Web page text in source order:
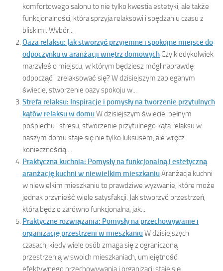
komfortowego salonu to nie tylko kwestia estetyki, ale także
funkcjonalności, która sprzyja relaksowi i spędzaniu czasu z
bliskimi. Wybór...
Oaza relaksu: Jak stworzyć przyjemne i spokojne miejsce do
odpoczynku w aranżacji wnętrz domowych Czy kiedykolwiek
marzyłeś o miejscu, w którym będziesz mógł naprawdę
odpocząć i zrelaksować się? W dzisiejszym zabieganym
świecie, stworzenie oazy spokoju w...
Strefa relaksu: Inspiracje i pomysły na tworzenie przytulnych
kątów relaksu w domuW dzisiejszym świecie, pełnym
pośpiechu i stresu, stworzenie przytulnego kąta relaksu w
naszym domu staje się nie tylko luksusem, ale wręcz
koniecznością....
Praktyczna kuchnia: Pomysły na funkcjonalną i estetyczną
aranżację kuchni w niewielkim mieszkaniuAranżacja kuchni
w niewielkim mieszkaniu to prawdziwe wyzwanie, które może
jednak przynieść wiele satysfakcji. Jak stworzyć przestrzeń,
która będzie zarówno funkcjonalna, jak...
Praktyczne rozwiązania: Pomysły na przechowywanie i
organizację przestrzeni w mieszkaniuW dzisiejszych
czasach, kiedy wiele osób zmaga się z ograniczoną
przestrzenią w swoich mieszkaniach, umiejętność
efektywnego przechowywania i organizacji staje się